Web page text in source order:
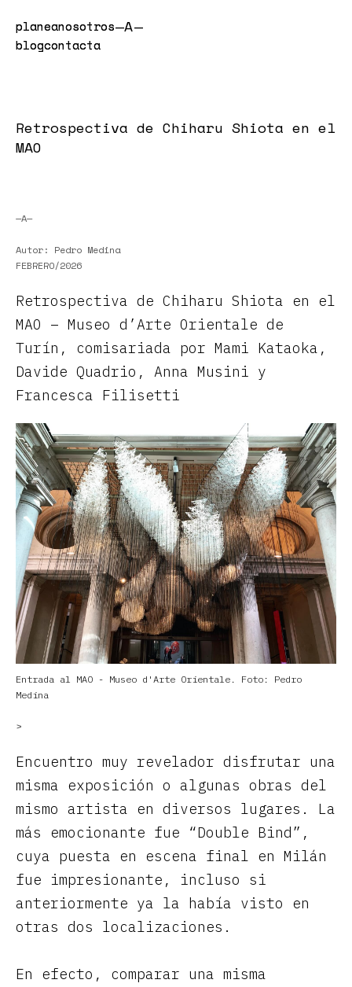
planea
planeanosotros
nosotros—A—
blog
blogcontacta
contacta
Retrospectiva de Chiharu Shiota en el
MAO
—A—
Autor: Pedro Medina
FEBRERO/2026
Retrospectiva de Chiharu Shiota en el
MAO – Museo d’Arte Orientale de
Turín, comisariada por Mami Kataoka,
Davide Quadrio, Anna Musini y
Francesca Filisetti
Entrada al MAO - Museo d'Arte Orientale. Foto: Pedro
Medina
>
Encuentro muy revelador disfrutar una
misma exposición o algunas obras del
mismo artista en diversos lugares. La
más emocionante fue “Double Bind”,
cuya puesta en escena final en Milán
fue impresionante, incluso si
anteriormente ya la había visto en
otras dos localizaciones.
En efecto, comparar una misma